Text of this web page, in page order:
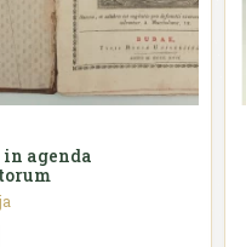
in agenda